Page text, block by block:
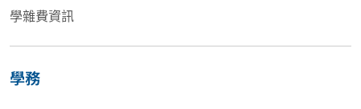
學雜費資訊
學務